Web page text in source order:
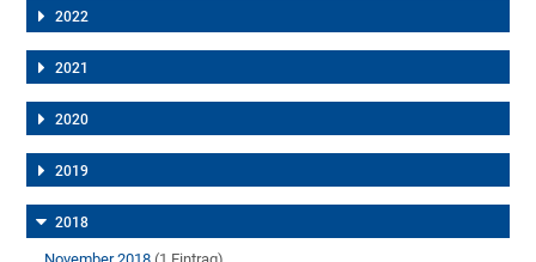
2022
2021
2020
2019
2018